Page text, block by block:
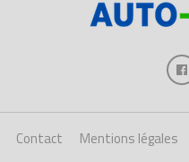
Contact Mentions légales